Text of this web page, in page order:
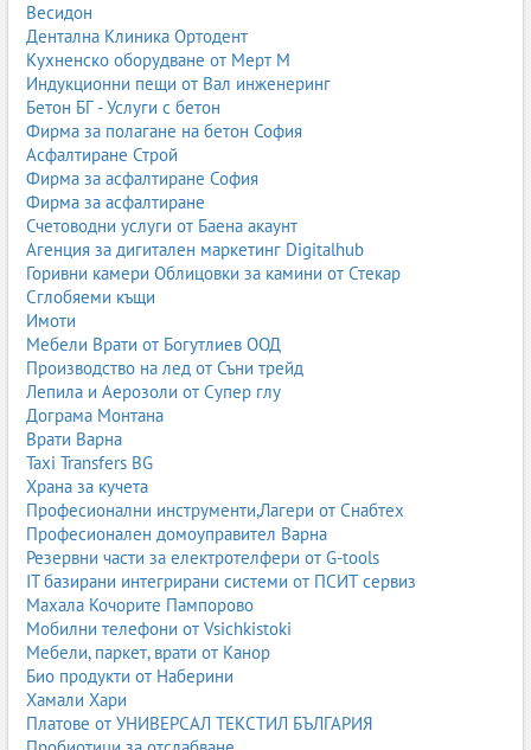
като екологично чисто гориво. Метанстанциите разполагат с
компресори, системи за високо налягане и специализирани
колонки за зареждане.
3. Газстанции за автогаз
Автогазът включва LPG и CNG, в зависимост от оборудването и
инфраструктурата.
4. Комбинирани газстанции
Предлагат повече от един вид газово гориво.
Безопасност и стандарти
Газстанциите работят по строги правила за безопасност,
включително:
автоматични системи за изключване;
детектори за течове;
вентилационни системи;
предпазни клапани;
сертифицирани резервоари;
периодични проверки;
квалифициран персонал.
Услуги, предлагани от газстанциите
проверка на газови уредби;
диагностика;
сервиз;
продажба на компоненти;
издаване на протоколи;
24/7 обслужване.
Екологични предимства
Весидон
Дентална Клиника Ортодент
Кухненско оборудване от Мерт М
Индукционни пещи от Вал инженеринг
Бетон БГ - Услуги с бетон
Фирма за полагане на бетон София
Асфалтиране Строй
Фирма за асфалтиране София
Фирма за асфалтиране
Счетоводни услуги от Баена акаунт
Агенция за дигитален маркетинг Digitalhub
Горивни камери Облицовки за камини от Стекар
Сглобяеми къщи
Имоти
Мебели Врати от Богутлиев ООД
Производство на лед от Съни трейд
Лепила и Аерозоли от Супер глу
Дограма Монтана
Врати Варна
Taxi Transfers BG
Храна за кучета
Професионални инструменти,Лагери от Снабтех
Професионален домоуправител Варна
Резервни части за електротелфери от G-tools
IT базирани интегрирани системи от ПСИТ сервиз
Махала Кочорите Пампорово
Мобилни телефони от Vsichkistoki
Мебели, паркет, врати от Канор
Био продукти от Наберини
Хамали Хари
Платове от УНИВЕРСАЛ ТЕКСТИЛ БЪЛГАРИЯ